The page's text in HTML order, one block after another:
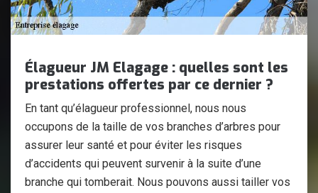
Élagueur JM Elagage : quelles sont les
prestations offertes par ce dernier ?
En tant qu’élagueur professionnel, nous nous
occupons de la taille de vos branches d’arbres pour
assurer leur santé et pour éviter les risques
d’accidents qui peuvent survenir à la suite d’une
branche qui tomberait. Nous pouvons aussi tailler vos